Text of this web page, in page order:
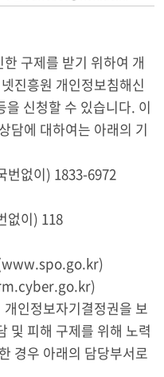
구제를 받기 위하여 개
진흥원 개인정보침해신
신청할 수 있습니다. 이
담에 대하여는 아래의 기
번없이) 1833-6972
없이) 118
(www.spo.go.kr)
인정보자기결정권을 보
및 피해 구제를 위해 노력
경우 아래의 담당부서로